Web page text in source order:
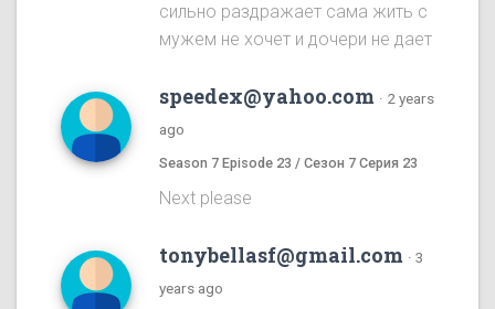
сильно раздражает сама жить с
мужем не хочет и дочери не дает
speedex@yahoo.com · 2 years
ago
Season 7 Episode 23 / Сезон 7 Серия 23
Next please
tonybellasf@gmail.com · 3
years ago